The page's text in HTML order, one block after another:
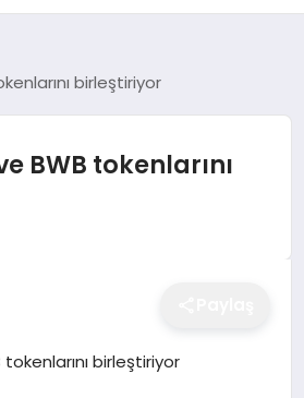
birleştiriyor
BWB tokenlarını